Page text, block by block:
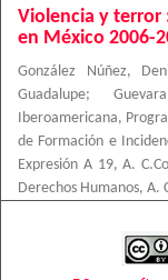
Violencia y terror
en México 2006-
González Núñez,
Guadalupe;
Iberoamericana,
de Formación e
Expresión A 19, A.
Derechos Humanos, A.